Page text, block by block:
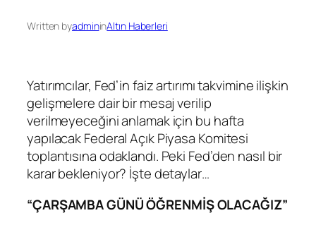
Written byadmininAltın Haberleri
Yatırımcılar, Fed’in faiz artırımı takvimine ilişkin
gelişmelere dair bir mesaj verilip
verilmeyeceğini anlamak için bu hafta
yapılacak Federal Açık Piyasa Komitesi
toplantısına odaklandı. Peki Fed’den nasıl bir
karar bekleniyor? İşte detaylar…
“ÇARŞAMBA GÜNÜ ÖĞRENMİŞ OLACAĞIZ”